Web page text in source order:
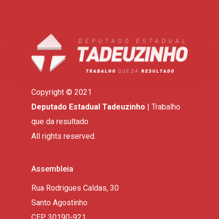
Copyright © 2021
Deputado Estadual Tadeuzinho | Trabalho
que da resultado
All rights reserved.
Assembleia
Rua Rodrigues Caldas, 30
Santo Agostinho